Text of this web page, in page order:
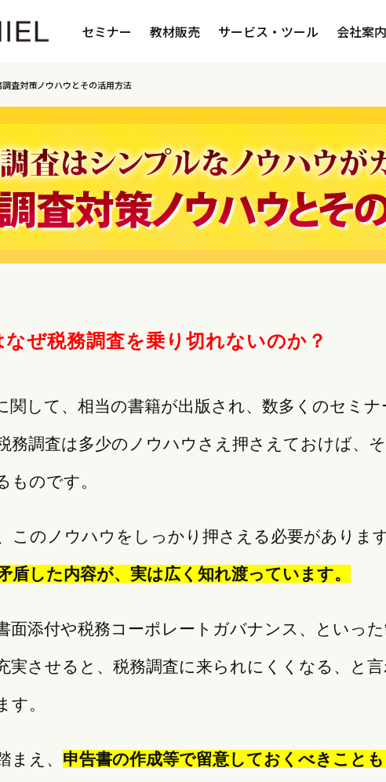
セミナー 教材販売 サービス・ツール 会社案内
調査対策ノウハウとその活用方法
なぜ税務調査を乗り切れないのか？
関して、相当の書籍が出版され、数多くのセミ
務調査は多少のノウハウさえ押さえておけば、
ものです。
このノウハウをしっかり押さえる必要があります
盾した内容が、実は広く知れ渡っています。
面添付や税務コーポレートガバナンス、といっ
実させると、税務調査に来られにくくなる、と言
す。
まえ、 申告書の作成等で留意しておくべきこと